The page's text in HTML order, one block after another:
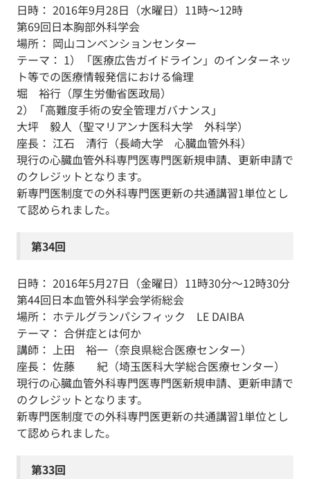
日時： 2016年9月28日（水曜日）11時～12時
第69回日本胸部外科学会
場所： 岡山コンベンションセンター
テーマ： 1）「医療広告ガイドライン」のインターネッ
ト等での医療情報発信における倫理
堀 裕行（厚生労働省医政局）
2）「高難度手術の安全管理ガバナンス」
大坪 毅人（聖マリアンナ医科大学 外科学）
座長： 江石 清行（長崎大学 心臓血管外科）
現行の心臓血管外科専門医専門医新規申請、更新申請で
のクレジットとなります。
新専門医制度での外科専門医更新の共通講習1単位とし
て認められました。
第34回
日時： 2016年5月27日（金曜日）11時30分～12時30分
第44回日本血管外科学会学術総会
場所： ホテルグランパシフィック LE DAIBA
テーマ： 合併症とは何か
講師： 上田 裕一（奈良県総合医療センター）
座長： 佐藤 紀（埼玉医科大学総合医療センター）
現行の心臓血管外科専門医専門医新規申請、更新申請で
のクレジットとなります。
新専門医制度での外科専門医更新の共通講習1単位とし
て認められました。
第33回